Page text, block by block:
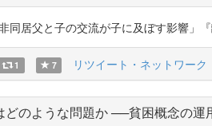
同居父と子の交流が子に及ぼす影響
1 7 リツイート・ネットワーク
どのような問題か ──貧困概念の